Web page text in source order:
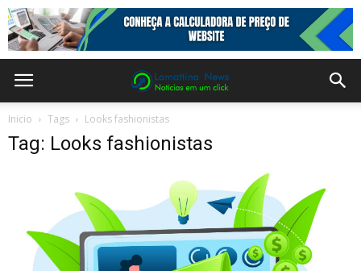
Inicio Tags Looks fashionistas
Tag: Looks fashionistas